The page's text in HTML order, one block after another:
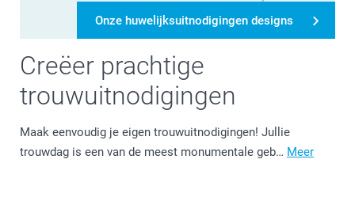
Creëer prachtige
trouwuitnodigingen
Maak eenvoudig je eigen trouwuitnodigingen! Jullie
trouwdag is een van de meest monumentale geb… Meer
Onze huwelijksuitnodigingen designs